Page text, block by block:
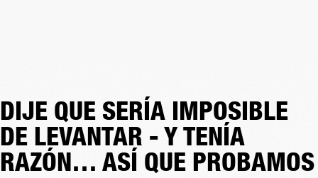
DIJE QUE SERÍA IMPOSIBLE
DE LEVANTAR - Y TENÍA
RAZÓN… ASÍ QUE PROBAMOS